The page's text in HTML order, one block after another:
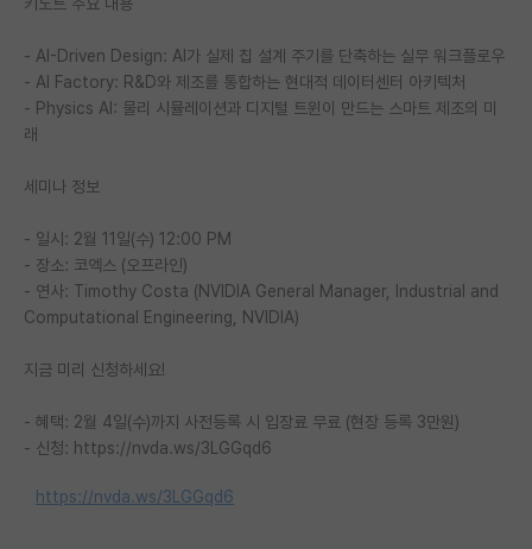
학술 정보 게시판
홍보 게시판
커리어
유학교육
이벤트
반도체 아카데미
재팬라운지 🌸
- AI-Driven Design: AI가 실제 칩 설계 주기를 단축하는 실무 워크플로우
- AI Factory: R&D와 제조를 통합하는 현대적 데이터센터 아키텍처
- Physics AI: 물리 시뮬레이션과 디지털 트윈이 만드는 스마트 제조의 미
래
세미나 정보
- 일시: 2월 11일(수) 12:00 PM
- 장소: 코엑스 (오프라인)
- 연사: Timothy Costa (NVIDIA General Manager, Industrial and
Computational Engineering, NVIDIA)
지금 미리 신청하세요!
- 혜택: 2월 4일(수)까지 사전등록 시 입장료 무료 (현장 등록 3만원)
- 신청: https://nvda.ws/3LGGqd6
https://nvda.ws/3LGGqd6